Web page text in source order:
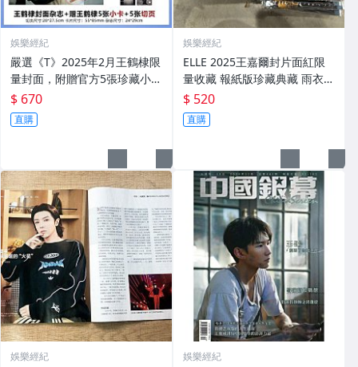
娛樂經紀
嚴選《T》2025年2月王鶴棣限
量封面，附贈官方5張珍藏小卡
與精彩張切頁，推薦收藏《T》
錦繡中文版2025年2月王鶴棣
封面 T 《T》 王鶴棣 封面
$ 670
直購
娛樂經紀
ELLE 2025王嘉爾封片面紅限
量收藏 報紙版珍藏典藏 雨衣附
贈 ELLE 4月號 王嘉爾封面 附
贈雙面卡片 時尚雜志 限定款
$ 520
直購
娛樂經紀 娛樂經紀